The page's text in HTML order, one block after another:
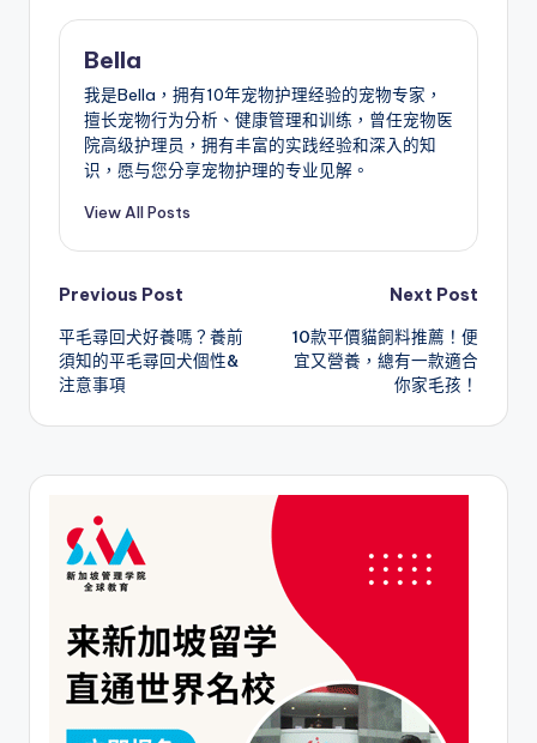
Bella
我是Bella，拥有10年宠物护理经验的宠物专家，
擅长宠物行为分析、健康管理和训练，曾任宠物医
院高级护理员，拥有丰富的实践经验和深入的知
识，愿与您分享宠物护理的专业见解。
View All Posts
Post
navigation
Previous Post
平毛尋回犬好養嗎？養前
須知的平毛尋回犬個性&
注意事項
Next Post
10款平價貓飼料推薦！便
宜又營養，總有一款適合
你家毛孩！